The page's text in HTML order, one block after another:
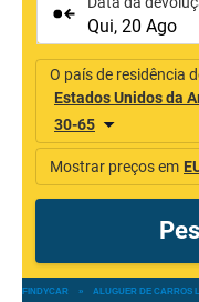
FINDYCAR » ALUGUER DE CARROS